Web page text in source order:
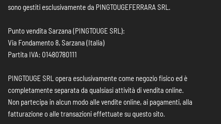
sono gestiti esclusivamente da PINGTOUGEFERRARA SRL.
Punto vendita Sarzana (PINGTOUGE SRL):
Via Fondamento 8, Sarzana (Italia)
Partita IVA: 01480780111
PINGTOUGE SRL opera esclusivamente come negozio fisico ed è
completamente separata da qualsiasi attività di vendita online.
Non partecipa in alcun modo alle vendite online, ai pagamenti, alla
fatturazione o alle transazioni effettuate su questo sito.